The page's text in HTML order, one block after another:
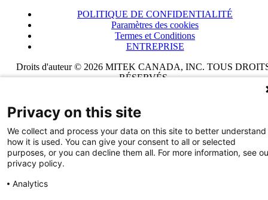
POLITIQUE DE CONFIDENTIALITÉ
Paramètres des cookies
Termes et Conditions
ENTREPRISE
Droits d'auteur © 2026 MITEK CANADA, INC. TOUS
RÉSERVÉS
Privacy on this site
We collect and process your data on this site to better understand
how it is used. You can give your consent to all or selected
purposes, or you can decline them all. For more information, see
privacy policy.
Analytics